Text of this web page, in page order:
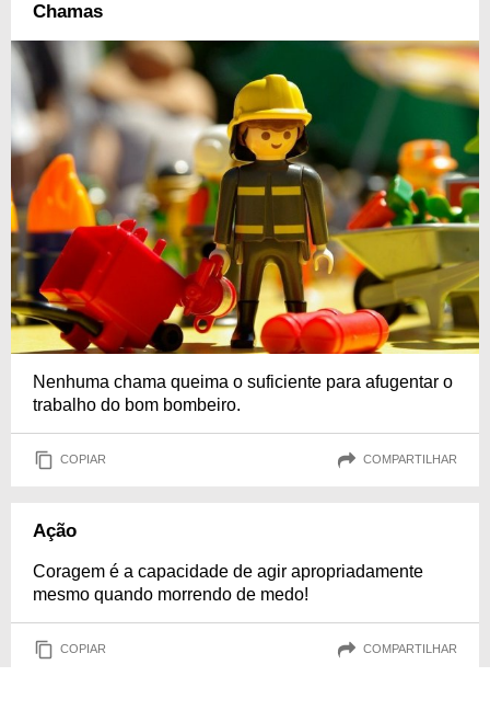
Chamas
Nenhuma chama queima o suficiente para afugentar o
trabalho do bom bombeiro.
COPIAR COMPARTILHAR
Ação
Coragem é a capacidade de agir apropriadamente
mesmo quando morrendo de medo!
COPIAR COMPARTILHAR